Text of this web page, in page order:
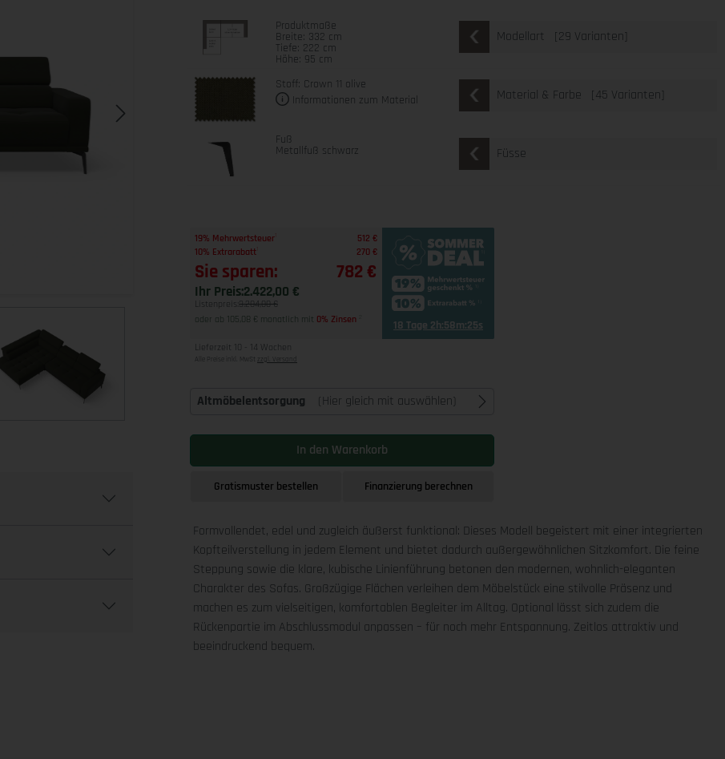
Produktmaße
Breite: 332 cm
Tiefe: 222 cm
Höhe: 95 cm
Modellart [29 Varianten]
Stoff: Crown 11 olive
Informationen zum Material
Material & Farbe [45 Varianten]
Fuß
Metallfuß schwarz Füsse
19% Mehrwertsteuer
512 €
10% Extrarabatt
270 €
Sie sparen: 782 €
Ihr Preis:2.422,00 €
Listenpreis: 3.204,00 €
oder ab 105,08 € monatlich mit 0% Zinsen 18 Tage 2h:58m:24s
Lieferzeit 10 - 14 Wochen
Alle Preise inkl. MwSt zzgl. Versand
Altmöbelentsorgung (Hier gleich mit auswählen)
In den Warenkorb
Gratismuster bestellen Finanzierung berechnen
Formvollendet, edel und zugleich äußerst funktional: Dieses Modell begeistert mit einer integrierten
Kopfteilverstellung in jedem Element und bietet dadurch außergewöhnlichen Sitzkomfort. Die feine
Steppung sowie die klare, kubische Linienführung betonen den modernen, wohnlich-eleganten
Charakter des Sofas. Großzügige Flächen verleihen dem Möbelstück eine stilvolle Präsenz und
machen es zum vielseitigen, komfortablen Begleiter im Alltag. Optional lässt sich zudem die
Rückenpartie im Abschlussmodul anpassen – für noch mehr Entspannung. Zeitlos attraktiv und
beeindruckend bequem.